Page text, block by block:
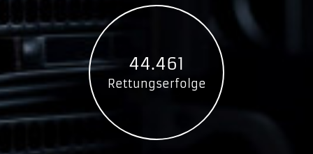
980
MZ-V8V1T0BW
MZ-V8V250BW
MZ-V8V500BW
980 PRO
MZ-V8P1T0B
MZ-V8P1T0BW
44.461
Rettungserfolge